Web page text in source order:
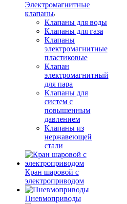
Электромагнитные
клапаны
Клапаны для воды
Клапаны для газа
Клапаны
электромагнитные
пластиковые
Клапан
электромагнитный
для пара
Клапаны для
систем с
повышенным
давлением
Клапаны из
нержавеющей
стали
Кран шаровой с
электроприводом
Пневмоприводы